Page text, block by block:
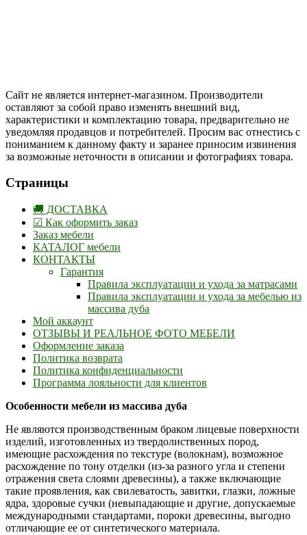
Сайт не является интернет-магазином. Производители
оставляют за собой право изменять внешний вид,
характеристики и комплектацию товара, предварительно не
уведомляя продавцов и потребителей. Просим вас отнестись с
пониманием к данному факту и заранее приносим извинения
за возможные неточности в описании и фотографиях товара.
Страницы
🚚 ДОСТАВКА
☑ Как оформить заказ
Заказ мебели
КАТАЛОГ мебели
КОНТАКТЫ
Гарантия
Правила эксплуатации и ухода за матрасами
Правила эксплуатации и ухода за мебелью из
массива дуба
Мой аккаунт
ОТЗЫВЫ И РЕАЛЬНОЕ ФОТО МЕБЕЛИ
Оформление заказа
Политика возврата
Политика конфиденциальности
Программа лояльности для клиентов
Особенности мебели из массива дуба
Не являются производственным браком лицевые поверхности
изделий, изготовленных из твердолиственных пород,
имеющие расхождения по текстуре (волокнам), возможное
расхождение по тону отделки (из-за разного угла и степени
отражения света слоями древесины), а также включающие
такие проявления, как свилеватость, завитки, глазки, ложные
ядра, здоровые сучки (невыпадающие и другие, допускаемые
международными стандартами, пороки древесины, выгодно
отличающие ее от синтетического материала.